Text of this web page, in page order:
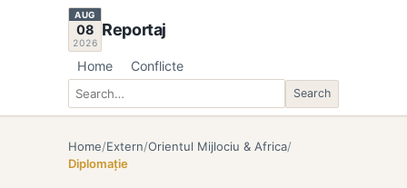
AUG
08
2026
Reportaj
Home Conflicte
Search
Search
Home/Extern/Orientul Mijlociu & Africa/
Diplomație